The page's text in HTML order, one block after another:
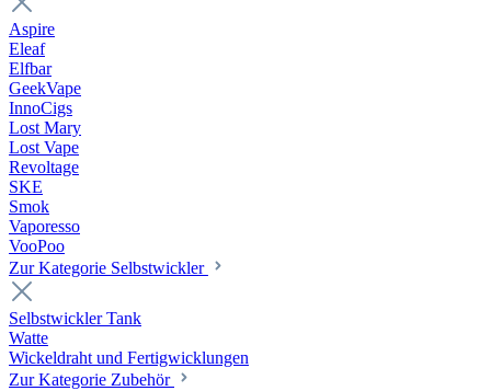
Aspire
Eleaf
Elfbar
GeekVape
InnoCigs
Lost Mary
Lost Vape
Revoltage
SKE
Smok
Vaporesso
VooPoo
Zur Kategorie Selbstwickler
Selbstwickler Tank
Watte
Wickeldraht und Fertigwicklungen
Zur Kategorie Zubehör